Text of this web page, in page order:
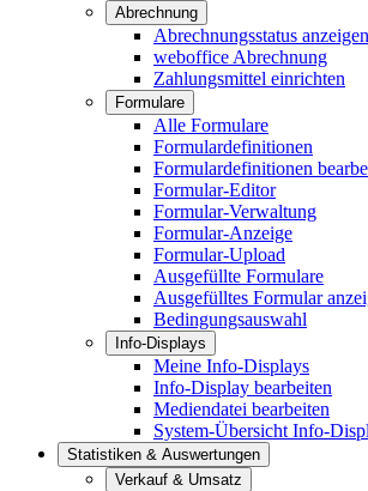
Abrechnung
Abrechnungsstatus anzeigen
weboffice Abrechnung
Zahlungsmittel einrichten
Formulare
Alle Formulare
Formulardefinitionen
Formulardefinitionen
Formular-Editor
Formular-Verwaltung
Formular-Anzeige
Formular-Upload
Ausgefüllte Formulare
Ausgefülltes Formular
Bedingungsauswahl
Info-Displays
Meine Info-Displays
Info-Display bearbeiten
Mediendatei bearbeiten
System-Übersicht Info-
Statistiken & Auswertungen
Verkauf & Umsatz